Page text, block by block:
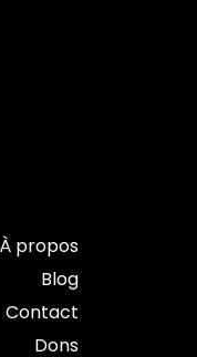
À propos
Blog
Contact
Dons